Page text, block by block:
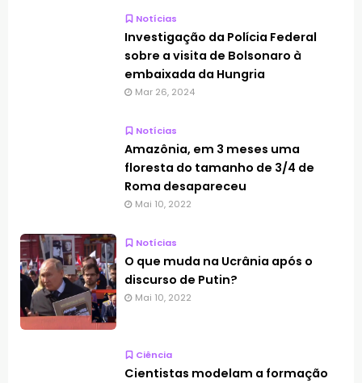
Notícias
Investigação da Polícia Federal
sobre a visita de Bolsonaro à
embaixada da Hungria
Mar 26, 2024
Notícias
Amazônia, em 3 meses uma
floresta do tamanho de 3/4 de
Roma desapareceu
Mai 10, 2022
Notícias
O que muda na Ucrânia após o
discurso de Putin?
Mai 10, 2022
Ciência
Cientistas modelam a formação